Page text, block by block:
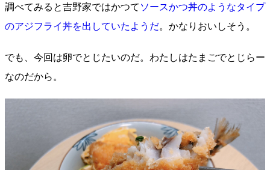
調べてみると吉野家ではかつて ソースかつ丼のようなタイプ
のアジフライ丼を出していたようだ。かなりおいしそう。
でも、今回は卵でとじたいのだ。わたしはたまごでとじらー
なのだから。